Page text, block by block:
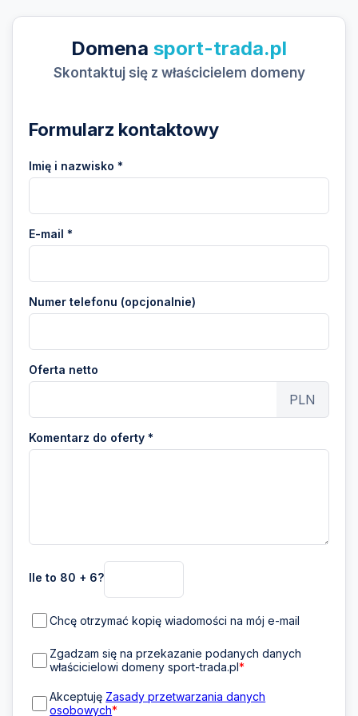
Domena sport-trada.pl
Skontaktuj się z właścicielem domeny
Formularz kontaktowy
Imię i nazwisko *
E-mail *
Numer telefonu (opcjonalnie)
Oferta netto
PLN
Komentarz do oferty *
Ile to 80 + 6?
Chcę otrzymać kopię wiadomości na mój e-mail
Zgadzam się na przekazanie podanych danych
właścicielowi domeny sport-trada.pl*
Akceptuję Zasady przetwarzania danych
osobowych*